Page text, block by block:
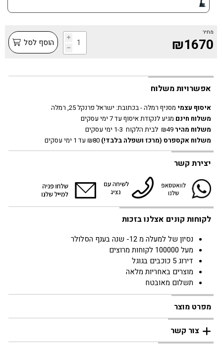
מחיר
₪1670
i
h הוסף לסל
אפשרויות משלוח
איסוף עצמי מסניף רמלה - בכתובת: ישראל פרנקל 25, רמלה
משלוח חינם מגיע לנקודת איסוף עד 7 ימי עסקים
משלוח מהיר
משלוח אקספרס (מרכז ושפלה בלבד!)
יצירת קשר
לקוחות קונים אצלנו בזכות
נסיון של למעלה מ 12- שנה בענף הסלולר
מעל 100000 לקוחות מרוצים
דירוג 5 כוכבים בגוגל
מוצרים באחריות מלאה
תשלום מאובטח
מפרט מוצר
צור קשר